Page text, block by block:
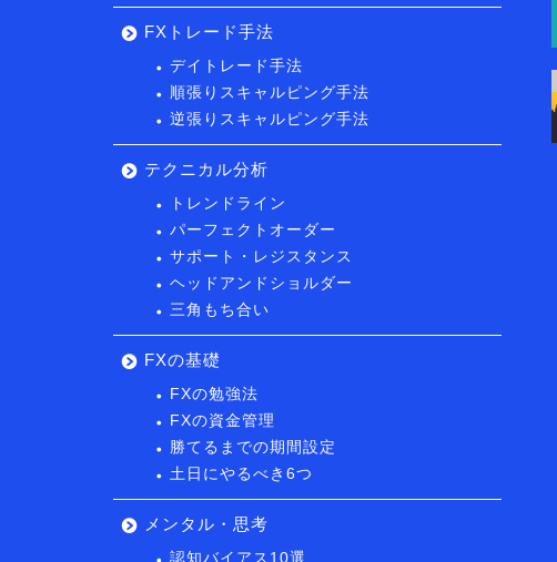
FXトレード手法
デイトレード手法
順張りスキャルピング手法
逆張りスキャルピング手法
テクニカル分析
トレンドライン
パーフェクトオーダー
サポート・レジスタンス
ヘッドアンドショルダー
三角もち合い
FXの基礎
FXの勉強法
FXの資金管理
勝てるまでの期間設定
土日にやるべき6つ
メンタル・思考
認知バイアス10選